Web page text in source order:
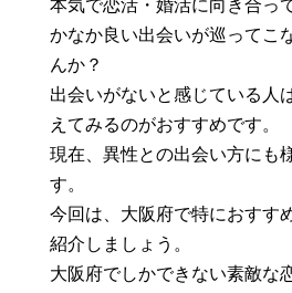
本気で恋活・婚活に向き合っ
かなか良い出会いが巡ってこ
んか？
出会いがないと感じている人
えてみるのがおすすめです。
現在、異性との出会い方にも
す。
今回は、大阪府で特におすす
紹介しましょう。
大阪府でしかできない素敵な